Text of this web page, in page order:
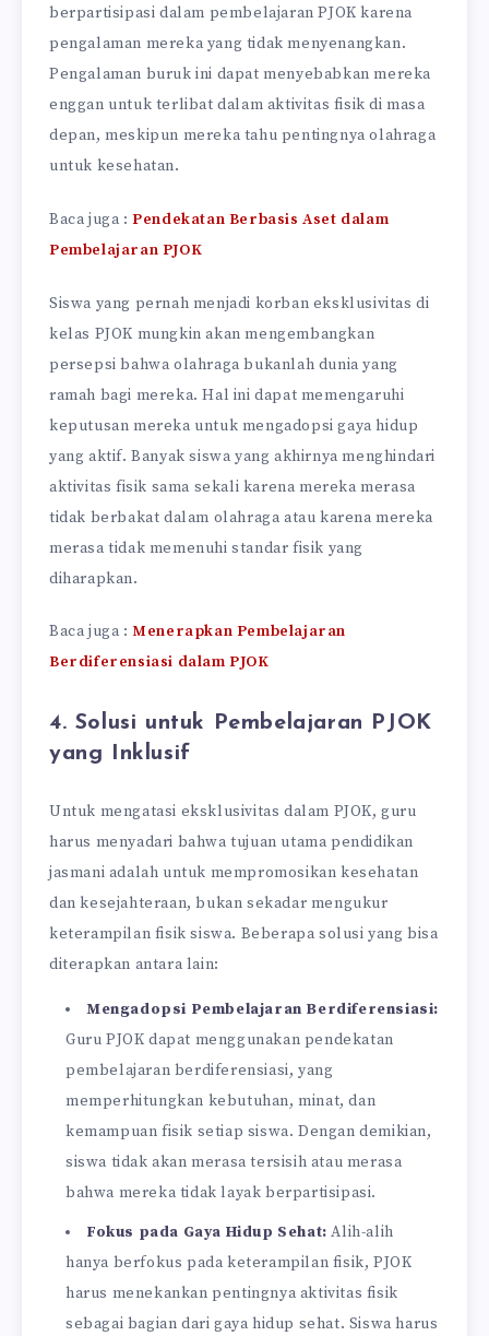
berpartisipasi dalam pembelajaran PJOK karena
pengalaman mereka yang tidak menyenangkan.
Pengalaman buruk ini dapat menyebabkan mereka
enggan untuk terlibat dalam aktivitas fisik di masa
depan, meskipun mereka tahu pentingnya olahraga
untuk kesehatan.
Baca juga :Pendekatan Berbasis Aset dalam
Pembelajaran PJOK
Siswa yang pernah menjadi korban eksklusivitas di
kelas PJOK mungkin akan mengembangkan
persepsi bahwa olahraga bukanlah dunia yang
ramah bagi mereka. Hal ini dapat memengaruhi
keputusan mereka untuk mengadopsi gaya hidup
yang aktif. Banyak siswa yang akhirnya menghindari
aktivitas fisik sama sekali karena mereka merasa
tidak berbakat dalam olahraga atau karena mereka
merasa tidak memenuhi standar fisik yang
diharapkan.
Baca juga :Menerapkan Pembelajaran
Berdiferensiasi dalam PJOK
4. Solusi untuk Pembelajaran PJOK
yang Inklusif
Untuk mengatasi eksklusivitas dalam PJOK, guru
harus menyadari bahwa tujuan utama pendidikan
jasmani adalah untuk mempromosikan kesehatan
dan kesejahteraan, bukan sekadar mengukur
keterampilan fisik siswa. Beberapa solusi yang bisa
diterapkan antara lain:
Mengadopsi Pembelajaran Berdiferensiasi:
Guru PJOK dapat menggunakan pendekatan
pembelajaran berdiferensiasi, yang
memperhitungkan kebutuhan, minat, dan
kemampuan fisik setiap siswa. Dengan demikian,
siswa tidak akan merasa tersisih atau merasa
bahwa mereka tidak layak berpartisipasi.
Fokus pada Gaya Hidup Sehat: Alih-alih
hanya berfokus pada keterampilan fisik, PJOK
harus menekankan pentingnya aktivitas fisik
sebagai bagian dari gaya hidup sehat. Siswa harus